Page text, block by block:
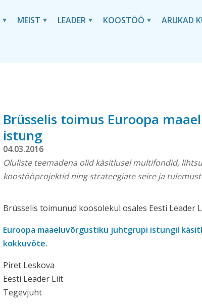
MEIST LEADER KOOSTÖÖ ARUKAD
Brüsselis toimus Euroopa
istung
04.03.2016
Oluliste teemadena olid käsitlusel multifondid,
koostööprojektid ning strateegiate seire ja
Brüsselis toimunud koosolekul osales Eesti Leader
Euroopa maaeluvõrgustiku juhtgrupi istungil
kokkuvõte.
Piret Leskova
Eesti Leader Liit
Tegevjuht